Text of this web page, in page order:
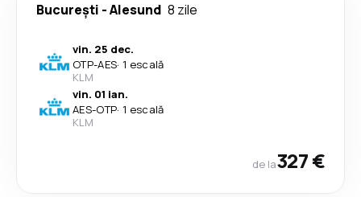
București -Alesund 8 zile
vin. 25 dec.
OTP-AES· 1 escală
KLM
vin. 01 ian.
AES-OTP· 1 escală
KLM
de la327 €